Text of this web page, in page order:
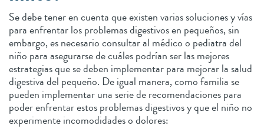
Se debe tener en cuenta que existen varias soluciones y vías
para enfrentar los problemas digestivos en pequeños, sin
embargo, es necesario consultar al médico o pediatra del
niño para asegurarse de cuáles podrían ser las mejores
estrategias que se deben implementar para mejorar la salud
digestiva del pequeño. De igual manera, como familia se
pueden implementar una serie de recomendaciones para
poder enfrentar estos problemas digestivos y que el niño no
experimente incomodidades o dolores: